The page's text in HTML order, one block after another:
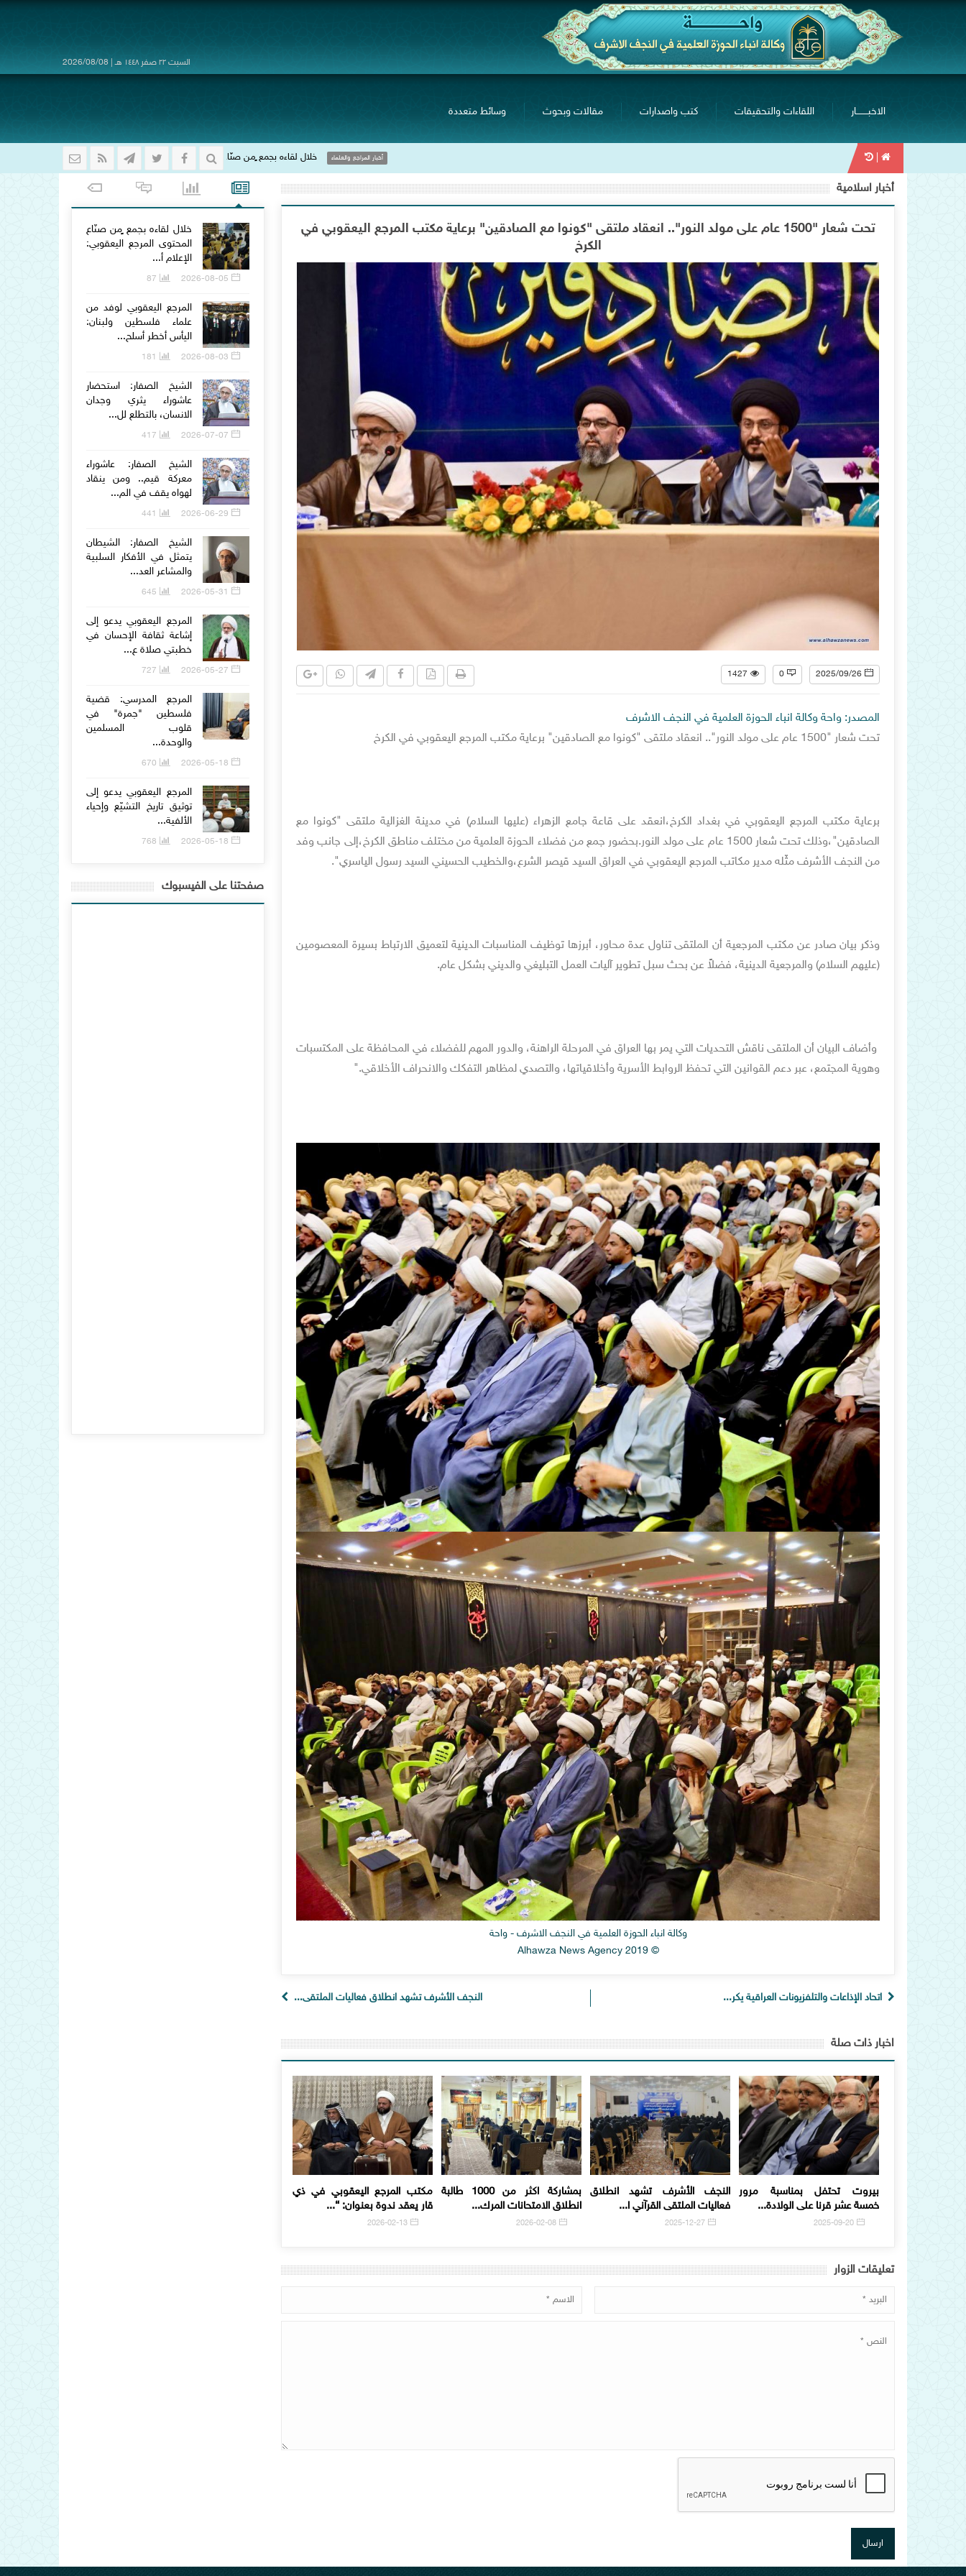
الاخبــــــــار اللقاءات والتحقيقات كتب واصدارات مقالات وبحوث وسائط متعددة
السبت ٢٢ صفر ١٤٤٨ هـ | 2026/08/08
خلال لقاءه بجمع ٍمن صنّاع المحتوى المرجع اليعقوبي: الإعلام أفتك أدوات الحرب الناعمة.. ومسؤوليتنا الشرعية
خلال لقاءه بجمع ٍمن صنّاع
المحتوى المرجع اليعقوبي:
الإعلام أ...
2026-08-05
87
المرجع اليعقوبي لوفد من
علماء فلسطين ولبنان:
اليأس أخطر أسلح...
2026-08-03
181
الشيخ الصفار: استحضار
عاشوراء يثري وجدان
الانسان، بالتطلع لل...
2026-07-07
417
الشيخ الصفار: عاشوراء
معركة قيم.. ومن ينقاد
لهواه يقف في الم...
2026-06-29
441
الشيخ الصفار: الشيطان
يتمثل في الأفكار السلبية
والمشاعر العد...
2026-05-31
645
المرجع اليعقوبي يدعو إلى
إشاعة ثقافة الإحسان في
خطبتي صلاة ع...
2026-05-27
727
المرجع المدرسي: قضية
فلسطين "جمرة" في
قلوب المسلمين
والوحدة...
2026-05-18
670
المرجع اليعقوبي يدعو إلى
توثيق تاريخ التشيّع وإحياء
الألفية...
2026-05-18
768
صفحتنا على الفيسبوك
أخبار اسلامية
تحت شعار "1500 عام على مولد النور".. انعقاد ملتقى "كونوا مع الصادقين" برعاية مكتب المرجع اليعقوبي في
الكرخ
2025/09/26
1427 0
المصدر: واحة وكالة انباء الحوزة العلمية في النجف الاشرف
تحت شعار "1500 عام على مولد النور".. انعقاد ملتقى "كونوا مع الصادقين" برعاية مكتب المرجع اليعقوبي في الكرخ
برعاية مكتب المرجع اليعقوبي في بغداد الكرخ،انعقد على قاعة جامع الزهراء (عليها السلام) في مدينة الغزالية ملتقى "كونوا مع
الصادقين"،وذلك تحت شعار 1500 عام على مولد النور.بحضور جمع من فضلاء الحوزة العلمية من مختلف مناطق الكرخ،إلى جانب وفد
من النجف الأشرف مثّله مدير مكاتب المرجع اليعقوبي في العراق السيد قيصر الشرع،والخطيب الحسيني السيد رسول الياسري".
وذكر بيان صادر عن مكتب المرجعية أن الملتقى تناول عدة محاور، أبرزها توظيف المناسبات الدينية لتعميق الارتباط بسيرة المعصومين
(عليهم السلام) والمرجعية الدينية، فضلاً عن بحث سبل تطوير آليات العمل التبليغي والديني بشكل عام.
وأضاف البيان أن الملتقى ناقش التحديات التي يمر بها العراق في المرحلة الراهنة، والدور المهم للفضلاء في المحافظة على المكتسبات
وهوية المجتمع، عبر دعم القوانين التي تحفظ الروابط الأسرية وأخلاقياتها، والتصدي لمظاهر التفكك والانحراف الأخلاقي."
وكالة انباء الحوزة العلمية في النجف الاشرف - واحة
© Alhawza News Agency 2019
النجف الأشرف تشهد انطلاق فعاليات الملتقى... اتحاد الإذاعات والتلفزيونات العراقية يكر...
اخبار ذات صلة
مكتب المرجع اليعقوبي في ذي
قار يعقد ندوة بعنوان: “...
2026-02-13
بمشاركة اكثر من 1000 طالبة
انطلاق الامتحانات المرك...
2026-02-08
النجف الأشرف تشهد انطلاق
فعاليات الملتقى القرآني ا...
2025-12-27
بيروت تحتفل بمناسبة مرور
خمسة عشر قرنا على الولادة...
2025-09-20
تعلیقات الزوار